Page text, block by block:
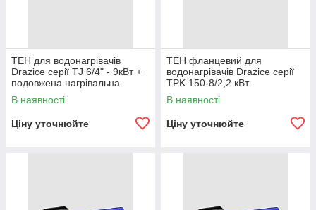
ТЕН для водонагрівачів
Drazice серії TJ 6/4" - 9кВт +
подовжена нагрівальна
частина
В наявності
Ціну уточнюйте
ТЕН фланцевий для
водонагрівачів Drazice серії
TPK 150-8/2,2 кВт
В наявності
Ціну уточнюйте